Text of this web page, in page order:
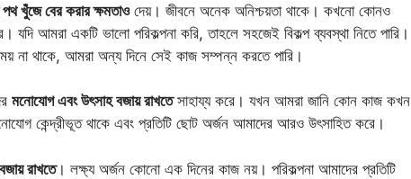
পথ খুঁজে বের করার ক্ষমতাওদেয়। জীবনে অনেক অনিশ্চয়তা থাকে। কখনো কোনও
আমরা একটি ভালো পরিকল্পনা করি, তাহলে সহজেই বিকল্প ব্যবস্থা নিতে পারি।
না থাকে, আমরা অন্য দিনে সেই কাজ সম্পন্ন করতে পারি।
মনোযোগ এবং উৎসাহ বজায় রাখতেসাহায্য করে। যখন আমরা জানি কোন কাজ কখন
কেন্দ্রীভূত থাকে এবং প্রতিটি ছোট অর্জন আমাদের আরও উৎসাহিত করে।
রাখতে। লক্ষ্য অর্জন কোনো এক দিনের কাজ নয়। পরিকল্পনা আমাদের প্রতিটি